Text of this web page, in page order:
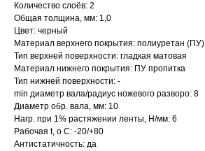
Количество слоёв: 2
Общая толщина, мм: 1,0
Цвет: черный
Материал верхнего покрытия: полиуретан (ПУ)
Тип верхней поверхности: гладкая матовая
Материал нижнего покрытия: ПУ пропитка
Тип нижней поверхности: -
min диаметр вала/радиус ножевого разворо: 8
Диаметр обр. вала, мм: 10
Нагр. при 1% растяжении ленты, Н/мм: 6
Рабочая t, о С: -20/+80
Антистатичность: да